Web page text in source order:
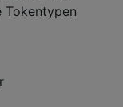
Tokentypen